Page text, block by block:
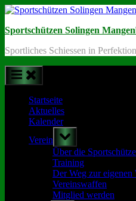
Skip
content
Sportschützen Solingen
Sportliches Schiessen in Perfektion
Startseite
Aktuelles
Kalender
Verein
Toggle
sub-
menu
Über die
Training
Der Weg zur eigenen
Vereinswaffen
Mitglied werden